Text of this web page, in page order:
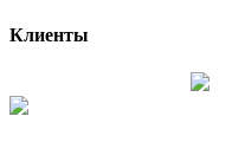
Клиенты